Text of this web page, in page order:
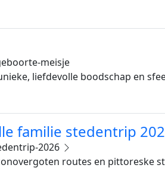
meisje
liefdevolle boodschap en
familie stedentrip
2026
routes en pittoreske